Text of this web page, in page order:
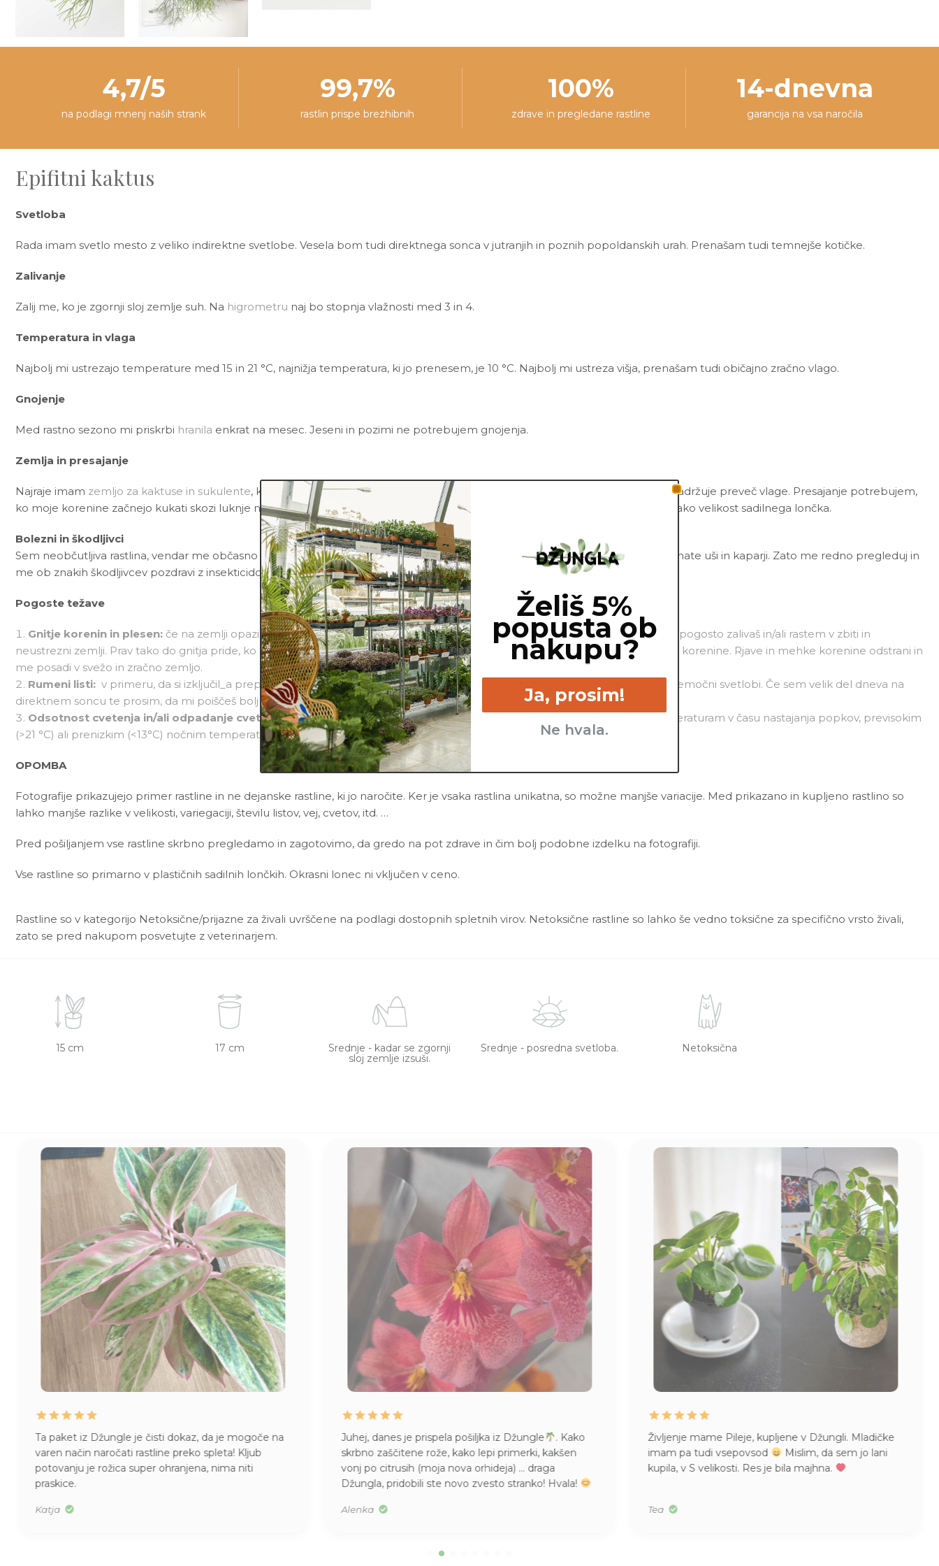
4,7/5
na podlagi mnenj naših strank
99,7%
rastlin prispe brezhibnih
100%
zdrave in pregledane rastline
14-dnevna
garancija na vsa naročila
Epifitni kaktus
Svetloba
Rada imam svetlo mesto z veliko indirektne svetlobe. Vesela bom tudi direktnega sonca v jutranjih in poznih popoldanskih urah. Prenašam tudi temnejše kotičke.
Zalivanje
Zalij me, ko je zgornji sloj zemlje suh. Na higrometru naj bo stopnja vlažnosti med 3 in 4.
Temperatura in vlaga
Najbolj mi ustrezajo temperature med 15 in 21 °C, najnižja temperatura, ki jo prenesem, je 10 °C. Najbolj mi ustreza višja, prenašam tudi običajno zračno vlago.
Gnojenje
Med rastno sezono mi priskrbi hranila enkrat na mesec. Jeseni in pozimi ne potrebujem gnojenja.
Zemlja in presajanje
Najraje imam zemljo za kaktuse in sukulente, ki poleg črne šote vsebuje tudi velik delež peska ali perlita. Zato je zračna in ne zadržuje preveč vlage. Presajanje potrebujem,
ko moje korenine začnejo kukati skozi luknje na dnu lonca. Dovolj mi je že, če samo zamenjaš zemljo in me posadiš nazaj v enako velikost sadilnega lončka.
Bolezni in škodljivci
Sem neobčutljiva rastlina, vendar me občasno lahko napadejo bolezni in škodljivci. Najbolj pogosto me napadejo listne uši, volnate uši in kaparji. Zato me redno pregleduj in
me ob znakih škodljivcev pozdravi z insekticidom ali mešanicoNeem tonikain vode.
Pogoste težave
Gnitje korenin in plesen: če na zemlji opaziš plesen in moji listi postanejo rjavi in mehki, obstaja velika verjetnost, da me prepogosto zalivaš in/ali rastem v zbiti in
neustrezni zemlji. Prav tako do gnitja pride, ko dolgo časa stojim v vodi. Če sumiš na gnitje, odstrani moj sadilni lonček in preglej korenine. Rjave in mehke korenine odstrani in
me posadi v svežo in zračno zemljo.
Rumeni listi: v primeru, da si izključil_a prepogosto zalivanje, je drugi najpogostejši razlog za rumene liste izpostavljenost premočni svetlobi. Če sem velik del dneva na
direktnem soncu te prosim, da mi poiščeš bolj primerno mesto.
Odsotnost cvetenja in/ali odpadanje cvetov:cvetov ne bom naredila, kadar sem izpostavljena previsokim (>32 °C) temperaturam v času nastajanja popkov, previsokim
(>21 °C) ali prenizkim (<13°C) nočnim temperature v času cvetenja.
OPOMBA
Fotografije prikazujejo primer rastline in ne dejanske rastline, ki jo naročite. Ker je vsaka rastlina unikatna, so možne manjše variacije. Med prikazano in kupljeno rastlino so
lahko manjše razlike v velikosti, variegaciji, številu listov, vej, cvetov, itd. …
Pred pošiljanjem vse rastline skrbno pregledamo in zagotovimo, da gredo na pot zdrave in čim bolj podobne izdelku na fotografiji.
Vse rastline so primarno v plastičnih sadilnih lončkih. Okrasni lonec ni vključen v ceno.
Rastline so v kategorijo Netoksične/prijazne za živali uvrščene na podlagi dostopnih spletnih virov. Netoksične rastline so lahko še vedno toksične za specifično vrsto živali,
zato se pred nakupom posvetujte z veterinarjem.
15 cm 17 cm
Srednje - kadar se zgornji
sloj zemlje izsuši.
Srednje - posredna svetloba. Netoksična
Ta paket iz Džungle je čisti dokaz, da je mogoče na
varen način naročati rastline preko spleta! Kljub
potovanju je rožica super ohranjena, nima niti
praskice.
Katja
Juhej, danes je prispela pošiljka iz Džungle
. Kako
skrbno zaščitene rože, kako lepi primerki, kakšen
vonj po citrusih (moja nova orhideja) … draga
Džungla, pridobili ste novo zvesto stranko! Hvala!
Alenka
Življenje mame Pileje, kupljene v Džungli. Mladičke
imam pa tudi vsepovsod
Mislim, da sem jo lani
kupila, v S velikosti. Res je bila majhna.
Tea
Želiš 5%
popusta ob
nakupu?
Ja, prosim!
Ne hvala.